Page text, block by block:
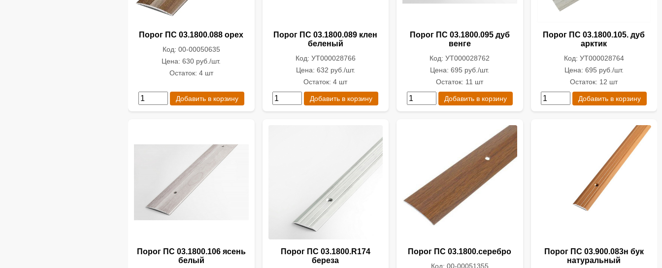
Порог ПС 03.1800.088 орех
Код: 00-00050635
Цена: 630 руб./шт.
Остаток: 4 шт
Добавить в корзину
Порог ПС 03.1800.089 клен
беленый
Код: УТ000028766
Цена: 632 руб./шт.
Остаток: 4 шт
Добавить в корзину
Порог ПС 03.1800.095 дуб
венге
Код: УТ000028762
Цена: 695 руб./шт.
Остаток: 11 шт
Добавить в корзину
Порог ПС 03.1800.105. дуб
арктик
Код: УТ000028764
Цена: 695 руб./шт.
Остаток: 12 шт
Добавить в корзину
Порог ПС 03.1800.106 ясень
белый
Порог ПС 03.1800.R174
береза
Порог ПС 03.1800.серебро
Код: 00-00051355
Порог ПС 03.900.083н бук
натуральный